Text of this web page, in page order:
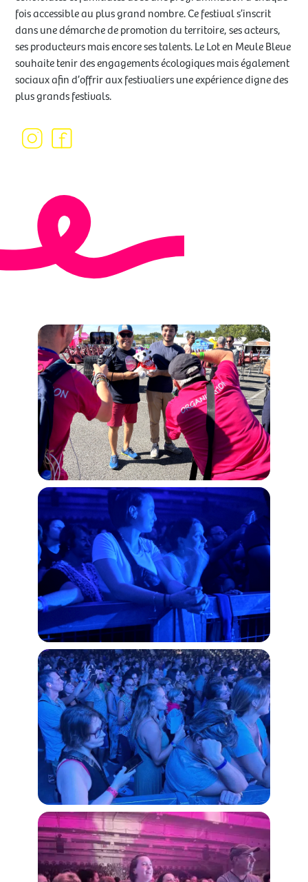
fois accessible au plus grand nombre. Ce festival s’inscrit
dans une démarche de promotion du territoire, ses acteurs,
ses producteurs mais encore ses talents. Le Lot en Meule Bleue
souhaite tenir des engagements écologiques mais également
sociaux afin d’offrir aux festivaliers une expérience digne des
plus grands festivals.